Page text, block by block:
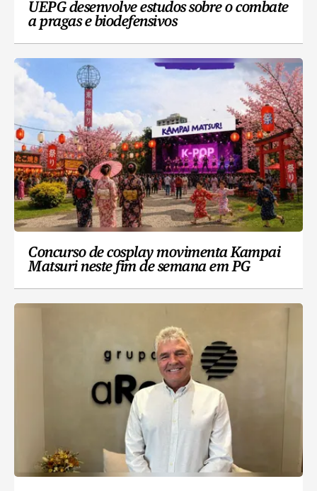
UEPG desenvolve estudos sobre o combate
a pragas e biodefensivos
Concurso de cosplay movimenta Kampai
Matsuri neste fim de semana em PG